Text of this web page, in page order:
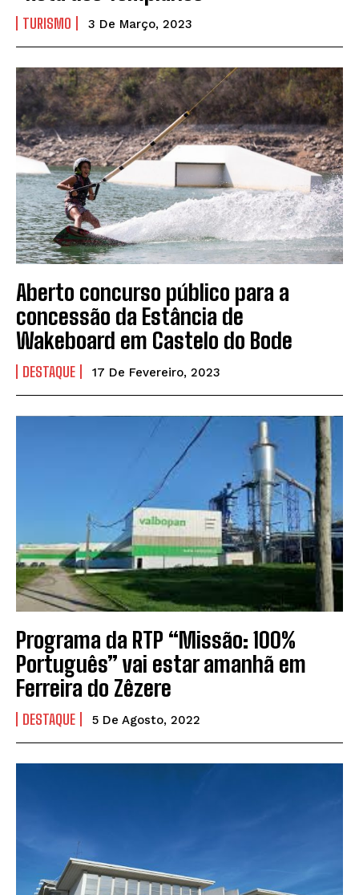
TURISMO 3 De Março, 2023
Aberto concurso público para a
concessão da Estância de
Wakeboard em Castelo do Bode
DESTAQUE 17 De Fevereiro, 2023
Programa da RTP “Missão: 100%
Português” vai estar amanhã em
Ferreira do Zêzere
DESTAQUE 5 De Agosto, 2022